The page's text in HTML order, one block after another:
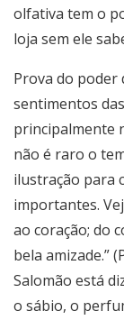
olfativa tem o
loja sem ele
Prova do poder
sentimentos
principalmente
não é raro o
ilustração para
importantes.
ao coração; do
bela amizade.”
Salomão está
o sábio, o